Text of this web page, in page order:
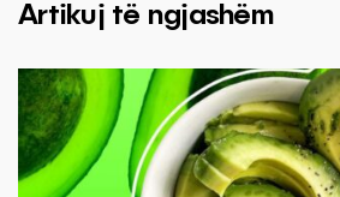
Artikuj të ngjashëm